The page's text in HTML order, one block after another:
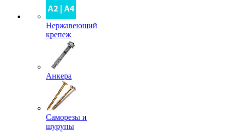
Нержавеющий
крепеж
Анкера
Саморезы и
шурупы